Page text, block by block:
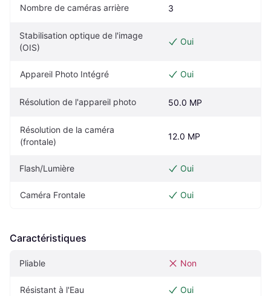
Nombre de caméras arrière 3
Stabilisation optique de l'image
(OIS)
Oui
Appareil Photo Intégré Oui
Résolution de l'appareil photo 50.0 MP
Résolution de la caméra
(frontale)
12.0 MP
Flash/Lumière Oui
Caméra Frontale Oui
Caractéristiques
Pliable Non
Résistant à l'Eau Oui